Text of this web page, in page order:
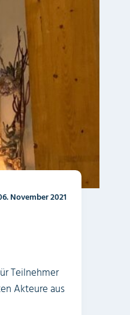
November 2021
Teilnehmer
Akteure aus